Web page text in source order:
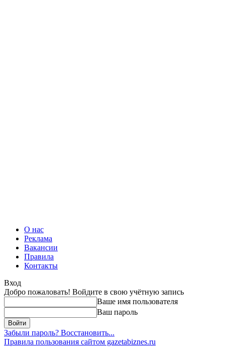
О нас
Реклама
Вакансии
Правила
Контакты
Вход
Добро пожаловать! Войдите в свою учётную запись
Ваше имя пользователя
Ваш пароль
Забыли пароль? Восстановить...
Правила пользования сайтом gazetabiznes.ru